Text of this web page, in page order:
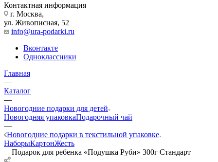
Контактная информация
г. Москва,
ул. Живописная, 52
info@ura-podarki.ru
Вконтакте
Одноклассники
Главная
—
Каталог
—
Новогодние подарки для детей
Новогодняя упаковкаПодарочный чай
—
Новогодние подарки в текстильной упаковке
НаборыКартонЖесть
—Подарок для ребенка «Подушка Руби» 300г Стандарт